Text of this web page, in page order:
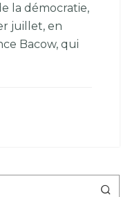
la démocratie,
juillet, en
Bacow, qui